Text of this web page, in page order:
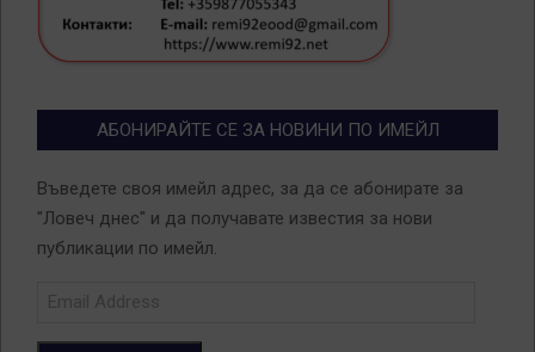
АБОНИРАЙТЕ СЕ ЗА НОВИНИ ПО ИМЕЙЛ
Въведете своя имейл адрес, за да се абонирате за
"Ловеч днес" и да получавате известия за нови
публикации по имейл.